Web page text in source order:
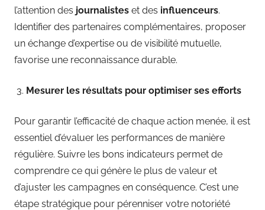
l’attention des journalistes et des influenceurs.
Identifier des partenaires complémentaires, proposer
un échange d’expertise ou de visibilité mutuelle,
favorise une reconnaissance durable.
Mesurer les résultats pour optimiser ses efforts
Pour garantir l’efficacité de chaque action menée, il est
essentiel d’évaluer les performances de manière
régulière. Suivre les bons indicateurs permet de
comprendre ce qui génère le plus de valeur et
d’ajuster les campagnes en conséquence. C’est une
étape stratégique pour pérenniser votre notoriété